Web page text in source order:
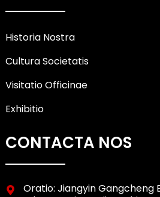
Historia Nostra
Cultura Societatis
Visitatio Officinae
Exhibitio
CONTACTA NOS
Oratio: Jiangyin Gangcheng